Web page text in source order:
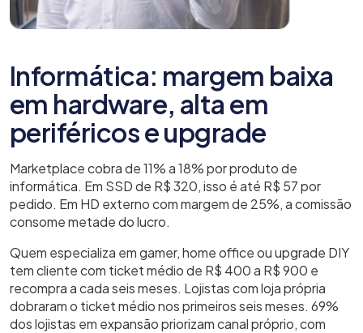
Informática: margem baixa
em hardware, alta em
periféricos e upgrade
Marketplace cobra de 11% a 18% por produto de
informática. Em SSD de R$ 320, isso é até R$ 57 por
pedido. Em HD externo com margem de 25%, a comissão
consome metade do lucro.
Quem especializa em gamer, home office ou upgrade DIY
tem cliente com ticket médio de R$ 400 a R$ 900 e
recompra a cada seis meses. Lojistas com loja própria
dobraram o ticket médio nos primeiros seis meses. 69%
dos lojistas em expansão priorizam canal próprio, com